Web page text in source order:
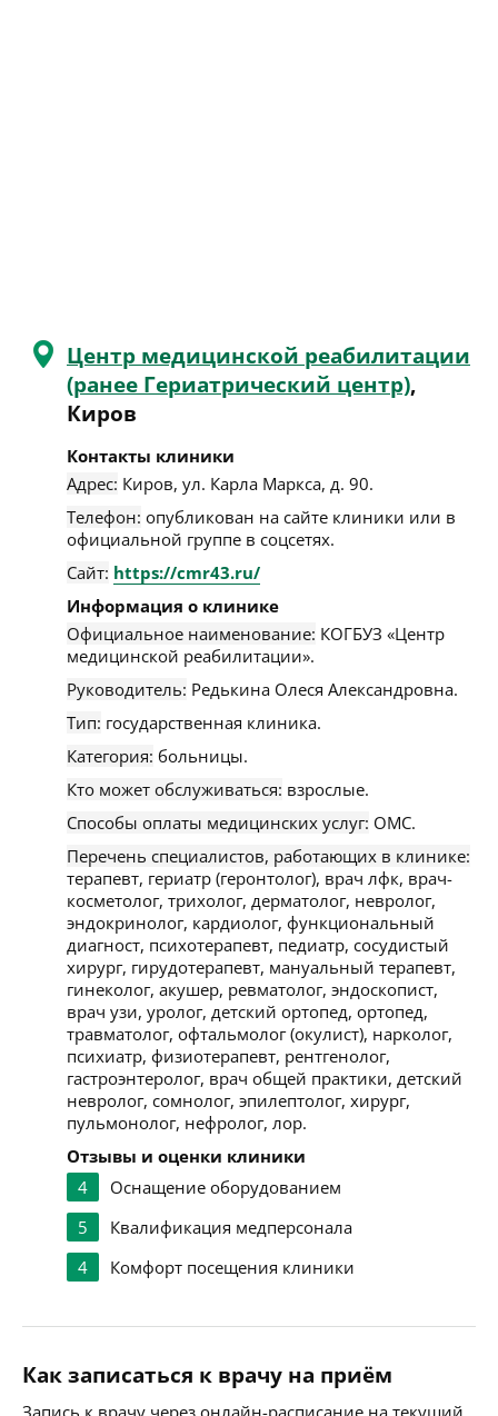
Центр медицинской реабилитации
(ранее Гериатрический центр),
Киров
Контакты клиники
Адрес: Киров, ул. Карла Маркса, д. 90.
Телефон: опубликован на сайте клиники или в
официальной группе в соцсетях.
Сайт: https://cmr43.ru/
Информация о клинике
Официальное наименование: КОГБУЗ «Центр
медицинской реабилитации».
Руководитель: Редькина Олеся Александровна.
Тип: государственная клиника.
Категория: больницы.
Кто может обслуживаться: взрослые.
Способы оплаты медицинских услуг: ОМС.
Перечень специалистов, работающих в клинике:
терапевт, гериатр (геронтолог), врач лфк, врач-
косметолог, трихолог, дерматолог, невролог,
эндокринолог, кардиолог, функциональный
диагност, психотерапевт, педиатр, сосудистый
хирург, гирудотерапевт, мануальный терапевт,
гинеколог, акушер, ревматолог, эндоскопист,
врач узи, уролог, детский ортопед, ортопед,
травматолог, офтальмолог (окулист), нарколог,
психиатр, физиотерапевт, рентгенолог,
гастроэнтеролог, врач общей практики, детский
невролог, сомнолог, эпилептолог, хирург,
пульмонолог, нефролог, лор.
Отзывы и оценки клиники
4
Оснащение оборудованием
5
Квалификация медперсонала
4
Комфорт посещения клиники
Как записаться к врачу на приём
Запись к врачу через онлайн-расписание на текущий